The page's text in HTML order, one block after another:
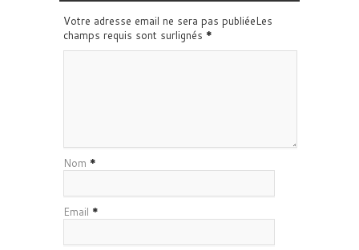
Votre adresse email ne sera pas publiéeLes
champs requis sont surlignés *
Nom *
Email *